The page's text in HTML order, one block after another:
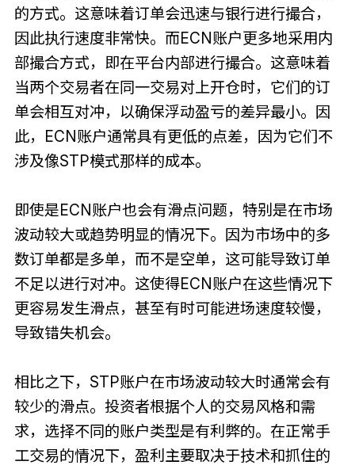
的方式。这意味着订单会迅速与银行进行撮合，
因此执行速度非常快。而ECN账户更多地采用内
部撮合方式，即在平台内部进行撮合。这意味着
当两个交易者在同一交易对上开仓时，它们的订
单会相互对冲，以确保浮动盈亏的差异最小。因
此，ECN账户通常具有更低的点差，因为它们不
涉及像STP模式那样的成本。
即使是ECN账户也会有滑点问题，特别是在市场
波动较大或趋势明显的情况下。因为市场中的多
数订单都是多单，而不是空单，这可能导致订单
不足以进行对冲。这使得ECN账户在这些情况下
更容易发生滑点，甚至有时可能进场速度较慢，
导致错失机会。
相比之下，STP账户在市场波动较大时通常会有
较少的滑点。投资者根据个人的交易风格和需
求，选择不同的账户类型是有利弊的。在正常手
工交易的情况下，盈利主要取决于技术和抓住的